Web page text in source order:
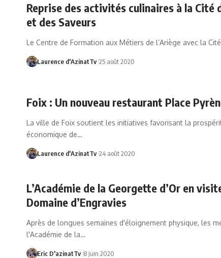
Reprise des activités culinaires à la Cité
et des Saveurs
Le Centre de Formation aux Métiers de l’Ariège avec la
Laurence d'AzinatTv 25 août 2020
Foix : Un nouveau restaurant Place
La ville de Foix soutient les initiatives favorisant la
économique de…
Laurence d'AzinatTv 24 août 2020
L’Académie de la Georgette d’Or en
Domaine d’Engravies
Après de longues semaines d'éloignement physique, les
l'Académie de la…
Eric D'azinatTv 8 juin 2020